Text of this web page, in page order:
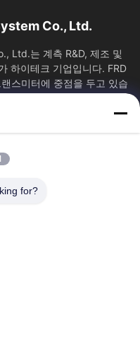
Co., Ltd.
Ltd.는 계측 R&D, 제조 및
하이테크 기업입니다. FRD
스미터에 중점을 두고 있습
소개
관리for?